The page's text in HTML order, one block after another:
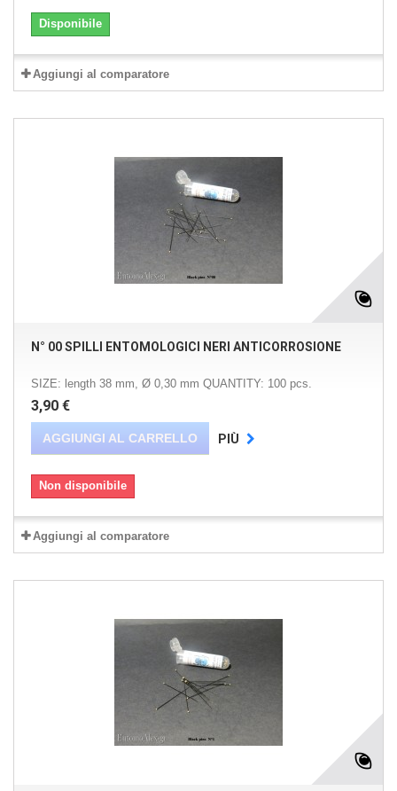
Disponibile
Aggiungi al comparatore
N° 00 SPILLI ENTOMOLOGICI NERI ANTICORROSIONE
SIZE: length 38 mm, Ø 0,30 mm QUANTITY: 100 pcs.
3,90 €
AGGIUNGI AL CARRELLO PIÙ
Non disponibile
Aggiungi al comparatore